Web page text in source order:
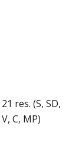
21 res. (S, SD,
V, C, MP)